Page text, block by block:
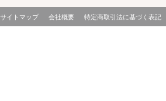
サイトマップ 会社概要 特定商取引法に基づく表記